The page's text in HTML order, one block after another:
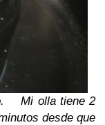
Mi olla tiene 2
desde que